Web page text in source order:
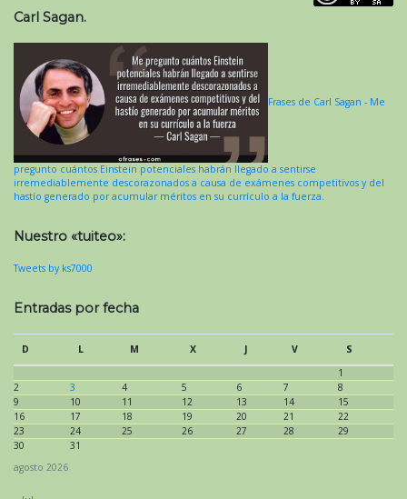
Carl Sagan.
Frases de Carl Sagan - Me
pregunto cuántos Einstein potenciales habrán llegado a sentirse
irremediablemente descorazonados a causa de exámenes competitivos y del
hastío generado por acumular méritos en su currículo a la fuerza.
Nuestro «tuiteo»:
Tweets by ks7000
Entradas por fecha
agosto 2026
D L M X J V
S
1
2
3 4 5 6 7
8
9
10 11 12 13 14
15
16
17 18 19 20 21
22
23
24 25 26 27 28
29
30
31